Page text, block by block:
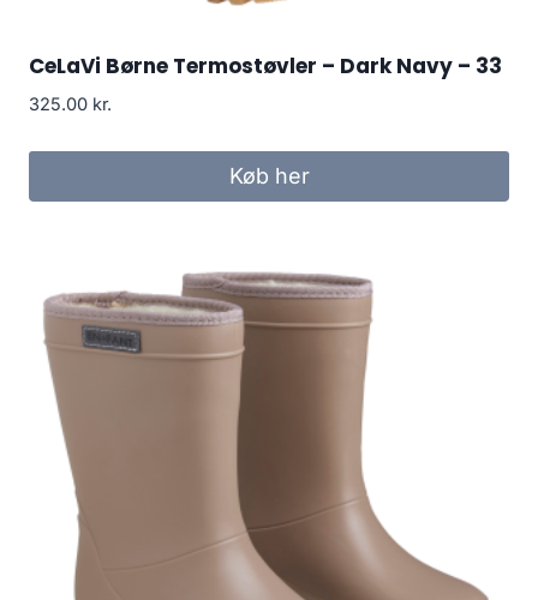
CeLaVi Børne Termostøvler – Dark Navy – 33
325.00 kr.
Køb her